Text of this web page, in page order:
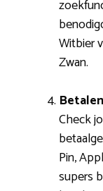
Witbier
Zwan.
Check
Pin,
supers